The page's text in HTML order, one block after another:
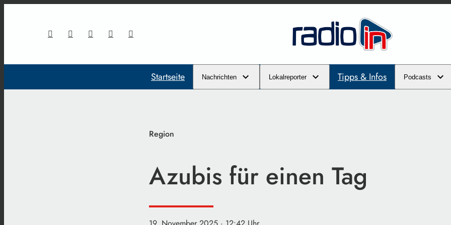
Startseite Nachrichten Lokalreporter Tipps & Infos Podcasts
Region
Azubis für einen Tag